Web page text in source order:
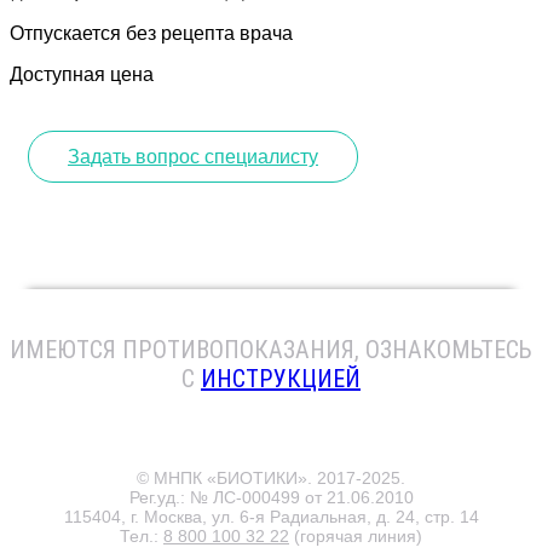
Отпускается без рецепта врача
Доступная цена
Задать вопрос специалисту
ИМЕЮТСЯ ПРОТИВОПОКАЗАНИЯ, ОЗНАКОМЬТЕСЬ
С ИНСТРУКЦИЕЙ
© МНПК «БИОТИКИ». 2017-2025.
Рег.уд.: № ЛС-000499 от 21.06.2010
115404, г. Москва, ул. 6-я Радиальная, д. 24, стр. 14
Тел.: 8 800 100 32 22 (горячая линия)